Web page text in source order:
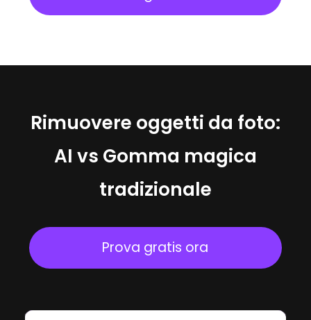
Rimuovere oggetti da foto:
AI vs Gomma magica
tradizionale
Prova gratis ora